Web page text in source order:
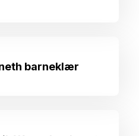
barneklær